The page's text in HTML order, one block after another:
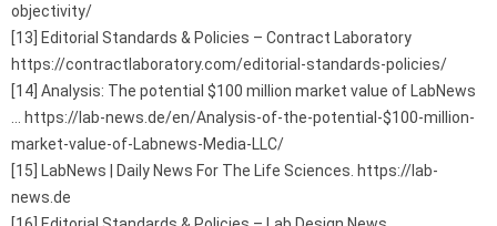
objectivity/
[13] Editorial Standards & Policies – Contract Laboratory
https://contractlaboratory.com/editorial-standards-policies/
[14] Analysis: The potential $100 million market value of LabNews
… https://lab-news.de/en/Analysis-of-the-potential-$100-million-
market-value-of-Labnews-Media-LLC/
[15] LabNews | Daily News For The Life Sciences. https://lab-
news.de